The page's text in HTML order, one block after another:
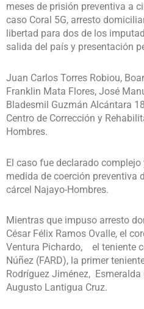
meses de prisión preventiva a
caso Coral 5G, arresto
libertad para dos de los
salida del país y presentación
Juan Carlos Torres Robiou,
Franklin Mata Flores, José
Bladesmil Guzmán Alcántara
Centro de Corrección y
Hombres.
El caso fue declarado
medida de coerción preventiva
cárcel Najayo-Hombres.
Mientras que impuso arresto
César Félix Ramos Ovalle, el
Ventura Pichardo, el teniente
Núñez (FARD), la primer
Rodríguez Jiménez,
Augusto Lantigua Cruz.